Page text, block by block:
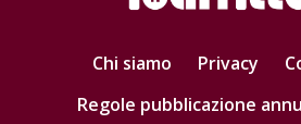
Chi siamo Privacy
Regole pubblicazione